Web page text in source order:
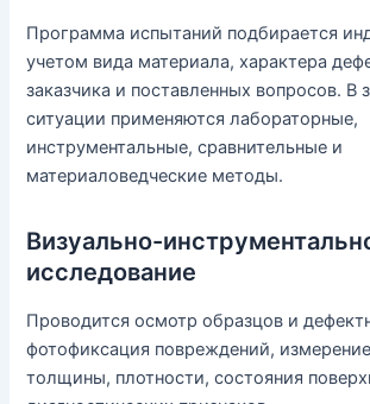
Программа испытаний подбирается
учетом вида материала, характера
заказчика и поставленных вопросов. В
ситуации применяются лабораторные,
инструментальные, сравнительные и
материаловедческие методы.
Визуально-
исследование
Проводится осмотр образцов и
фотофиксация повреждений,
толщины, плотности, состояния